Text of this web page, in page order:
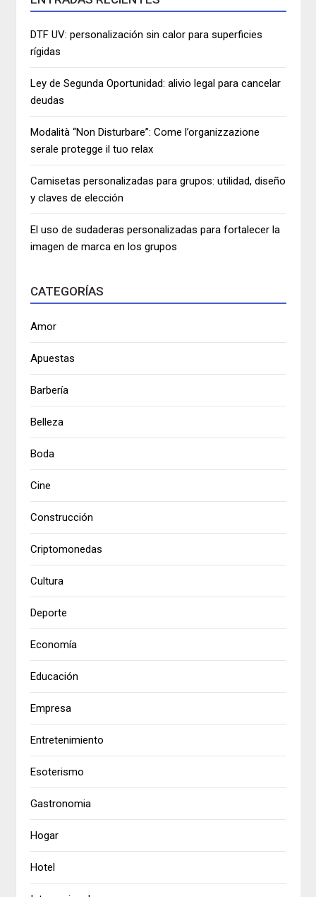
DTF UV: personalización sin calor para superficies
rígidas
Ley de Segunda Oportunidad: alivio legal para cancelar
deudas
Modalità “Non Disturbare”: Come l’organizzazione
serale protegge il tuo relax
Camisetas personalizadas para grupos: utilidad, diseño
y claves de elección
El uso de sudaderas personalizadas para fortalecer la
imagen de marca en los grupos
CATEGORÍAS
Amor
Apuestas
Barbería
Belleza
Boda
Cine
Construcción
Criptomonedas
Cultura
Deporte
Economía
Educación
Empresa
Entretenimiento
Esoterismo
Gastronomia
Hogar
Hotel